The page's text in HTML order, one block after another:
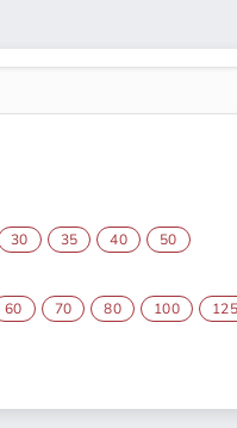
30 35 40 50
60 70 80 100 125